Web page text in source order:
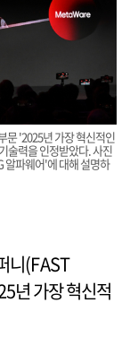
문 '2025년 가장 혁신적인
술력을 인정받았다. 사진
알파웨어'에 대해 설명하
니(FAST
년 가장 혁신적